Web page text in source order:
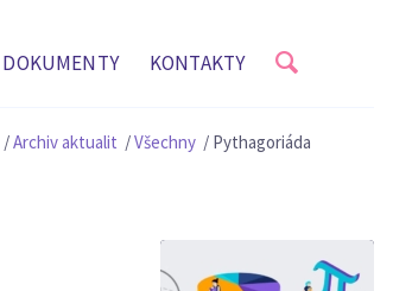
DOKUMENTY KONTAKTY
/Archiv aktualit /Všechny / Pythagoriáda